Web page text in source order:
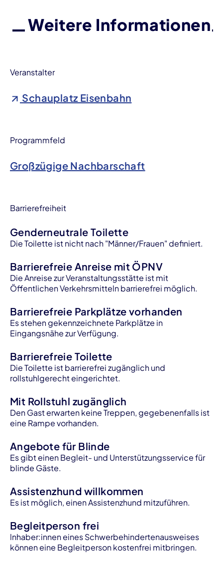
Weitere Informationen
Veranstalter
Schauplatz Eisenbahn
Programmfeld
Großzügige Nachbarschaft
Barrierefreiheit
Genderneutrale Toilette
Die Toilette ist nicht nach "Männer/Frauen" definiert.
Barrierefreie Anreise mit ÖPNV
Die Anreise zur Veranstaltungsstätte ist mit
Öffentlichen Verkehrsmitteln barrierefrei möglich.
Barrierefreie Parkplätze vorhanden
Es stehen gekennzeichnete Parkplätze in
Eingangsnähe zur Verfügung.
Barrierefreie Toilette
Die Toilette ist barrierefrei zugänglich und
rollstuhlgerecht eingerichtet.
Mit Rollstuhl zugänglich
Den Gast erwarten keine Treppen, gegebenenfalls ist
eine Rampe vorhanden.
Angebote für Blinde
Es gibt einen Begleit- und Unterstützungsservice für
blinde Gäste.
Assistenzhund willkommen
Es ist möglich, einen Assistenzhund mitzuführen.
Begleitperson frei
lnhaber:innen eines Schwerbehindertenausweises
können eine Begleitperson kostenfrei mitbringen.